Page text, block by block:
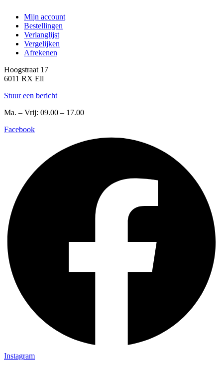
Mijn account
Bestellingen
Verlanglijst
Vergelijken
Afrekenen
Hoogstraat 17
6011 RX Ell
Stuur een bericht
Ma. – Vrij: 09.00 – 17.00
Facebook
Instagram